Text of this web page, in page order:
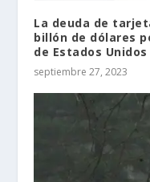
La deuda de
billón de dólares
de Estados Unidos
septiembre 27, 2023